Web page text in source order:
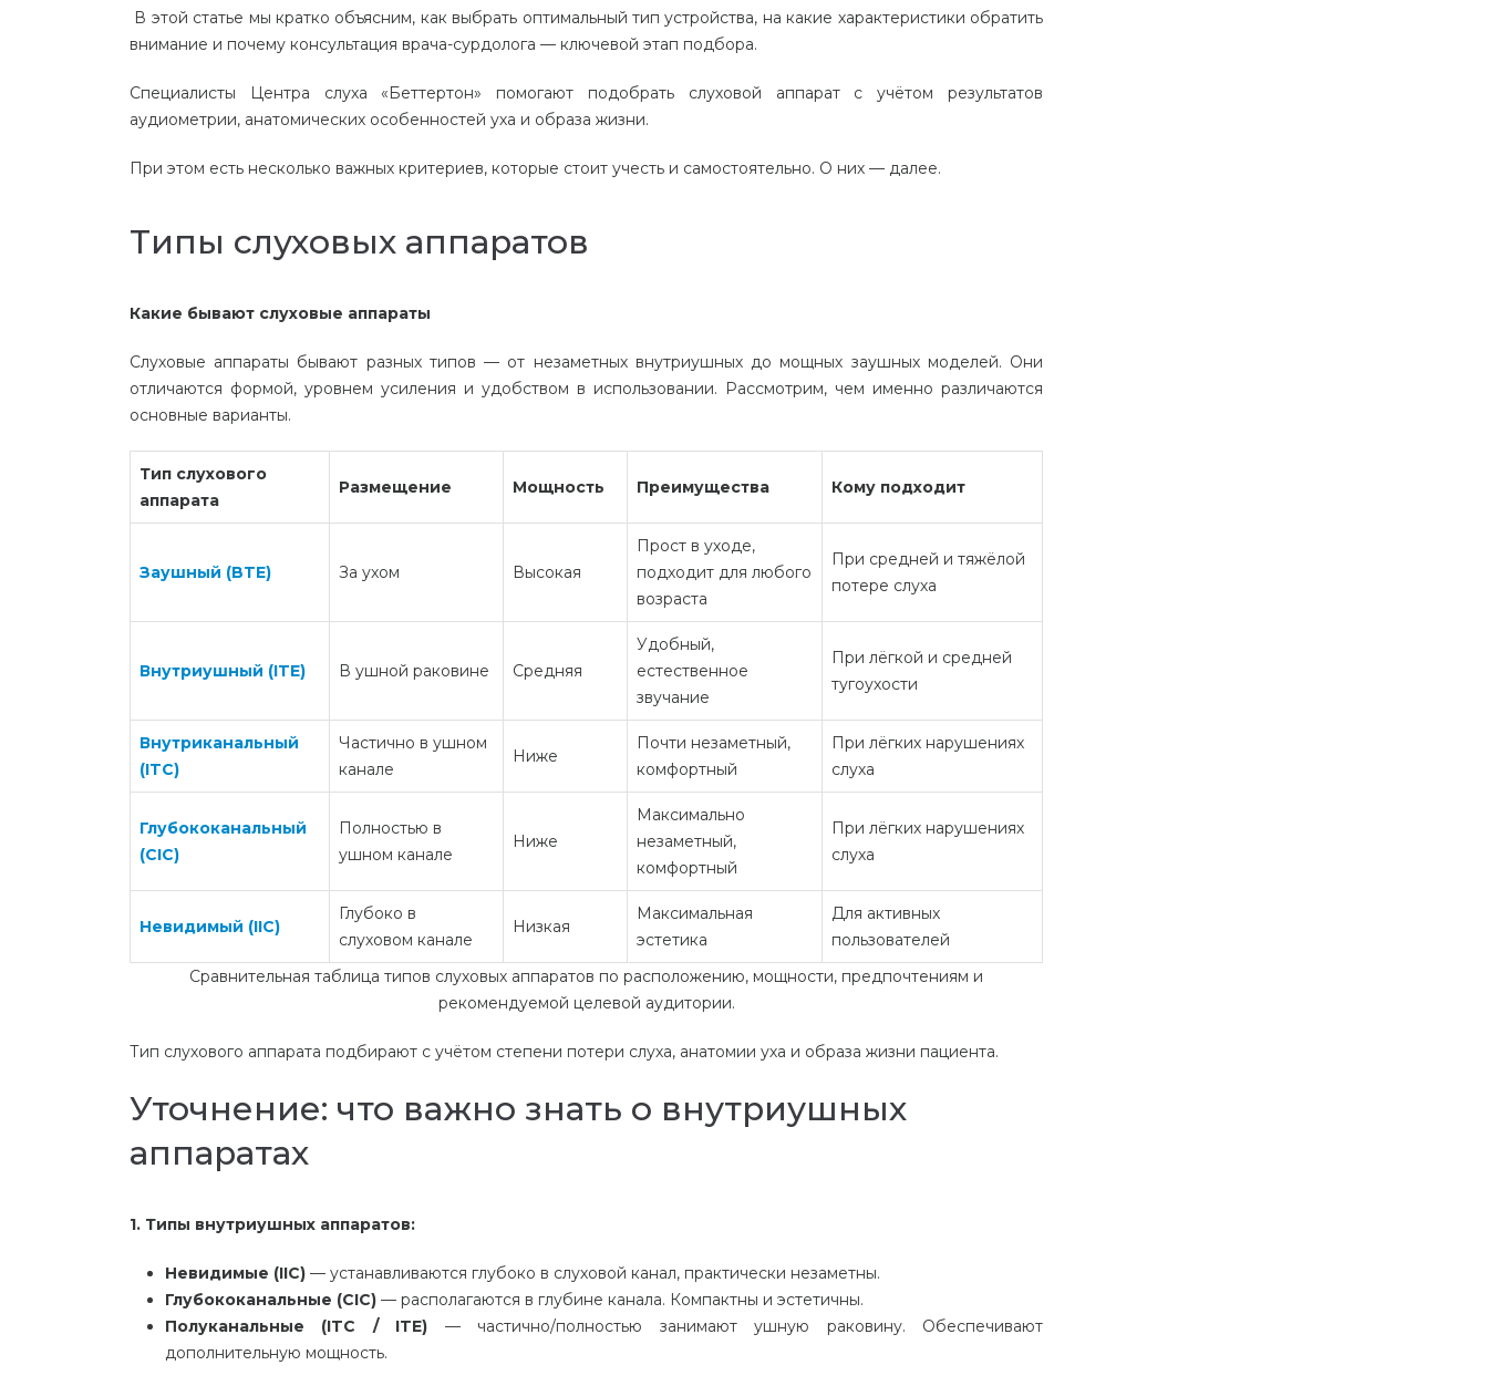
В этой статье мы кратко объясним, как выбрать оптимальный тип устройства, на какие характеристики обратить
внимание и почему консультация врача-сурдолога — ключевой этап подбора.
Специалисты Центра слуха «Беттертон» помогают подобрать слуховой аппарат с учётом результатов
аудиометрии, анатомических особенностей уха и образа жизни.
При этом есть несколько важных критериев, которые стоит учесть и самостоятельно. О них — далее.
Типы слуховых аппаратов
Какие бывают слуховые аппараты
Слуховые аппараты бывают разных типов — от незаметных внутриушных до мощных заушных моделей. Они
отличаются формой, уровнем усиления и удобством в использовании. Рассмотрим, чем именно различаются
основные варианты.
Тип слухового
аппарата
Размещение Мощность Преимущества Кому подходит
Заушный (BTE) За ухом Высокая
Прост в уходе,
подходит для любого
возраста
При средней и тяжёлой
потере слуха
Внутриушный (ITE) В ушной раковине Средняя
Удобный,
естественное
звучание
При лёгкой и средней
тугоухости
Внутриканальный
(ITC)
Частично в ушном
канале
Ниже
Почти незаметный,
комфортный
При лёгких нарушениях
слуха
Глубококанальный
(CIC)
Полностью в
ушном канале
Ниже
Максимально
незаметный,
комфортный
При лёгких нарушениях
слуха
Невидимый (IIC)
Глубоко в
слуховом канале
Низкая
Максимальная
эстетика
Для активных
пользователей
Сравнительная таблица типов слуховых аппаратов по расположению, мощности, предпочтениям и
рекомендуемой целевой аудитории.
Тип слухового аппарата подбирают с учётом степени потери слуха, анатомии уха и образа жизни пациента.
Уточнение: что важно знать о внутриушных
аппаратах
1. Типы внутриушных аппаратов:
Невидимые (IIC) — устанавливаются глубоко в слуховой канал, практически незаметны.
Глубококанальные (CIC) — располагаются в глубине канала. Компактны и эстетичны.
Полуканальные (ITC / ITE) — частично/полностью занимают ушную раковину. Обеспечивают
дополнительную мощность.